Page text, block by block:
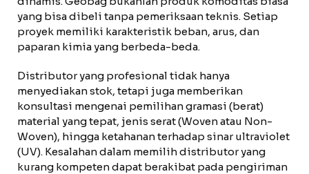
yang bisa dibeli tanpa pemeriksaan teknis. Setiap
proyek memiliki karakteristik beban, arus, dan
paparan kimia yang berbeda-beda.
Distributor yang profesional tidak hanya
menyediakan stok, tetapi juga memberikan
konsultasi mengenai pemilihan gramasi (berat)
material yang tepat, jenis serat (Woven atau Non-
Woven), hingga ketahanan terhadap sinar ultraviolet
(UV). Kesalahan dalam memilih distributor yang
kurang kompeten dapat berakibat pada pengiriman